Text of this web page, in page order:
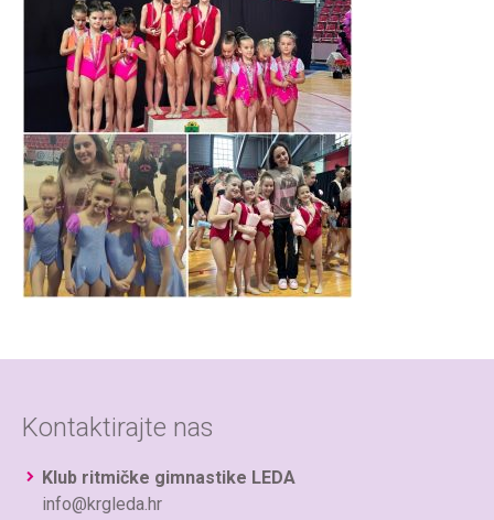
Kontaktirajte nas
Klub ritmičke gimnastike LEDA
info@krgleda.hr